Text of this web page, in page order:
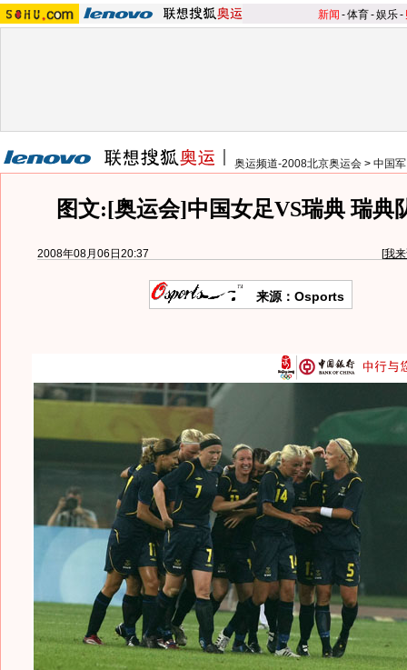
新闻 -体育-娱乐-
奥运频道-2008北京奥运会 > 中国
图文:[奥运会]中国女足VS瑞典 瑞典
2008年08月06日20:37 [我
来源：Osports